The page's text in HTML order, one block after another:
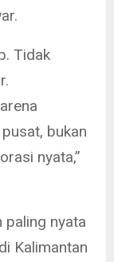
Tidak
bukan
nyata,”
paling nyata
Kalimantan